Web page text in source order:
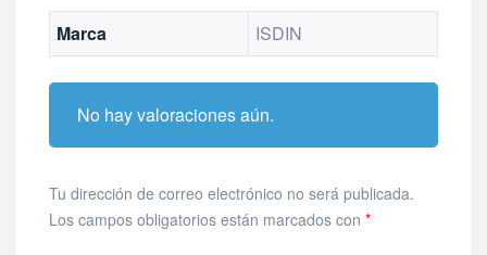
Marca ISDIN
No hay valoraciones aún.
Tu dirección de correo electrónico no será publicada.
Los campos obligatorios están marcados con *